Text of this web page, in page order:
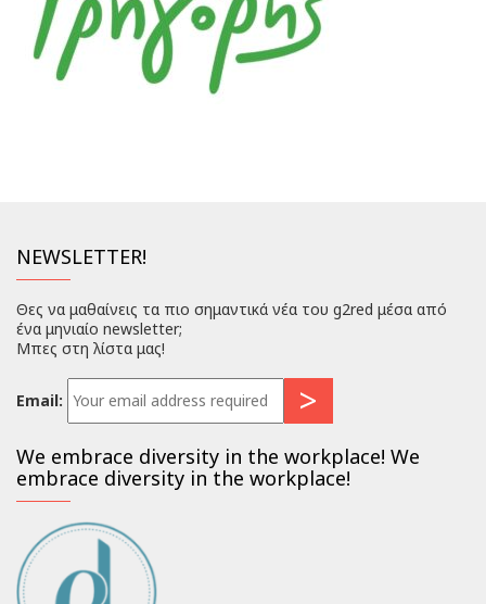
NEWSLETTER!
Θες να μαθαίνεις τα πιο σημαντικά νέα του g2red μέσα από
ένα μηνιαίο newsletter;
Μπες στη λίστα μας!
Email:
We embrace diversity in the workplace! We
embrace diversity in the workplace!